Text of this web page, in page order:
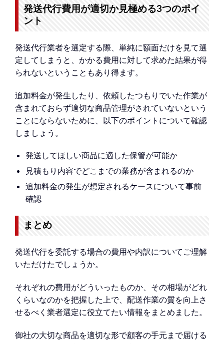
発送代行費用が適切か見極める3つのポイ
ント
発送代行業者を選定する際、単純に額面だけを見て選
定してしまうと、かかる費用に対して求めた結果が得
られないということもあり得ます。
追加料金が発生したり、依頼したつもりでいた作業が
含まれておらず適切な商品管理がされていないという
ことにならないために、以下のポイントについて確認
しましょう。
発送してほしい商品に適した保管が可能か
見積もり内容でどこまでの業務が含まれるのか
追加料金の発生が想定されるケースについて事前
確認
まとめ
発送代行を委託する場合の費用や内訳についてご理解
いただけたでしょうか。
それぞれの費用がどういったものか、その相場がどれ
くらいなのかを把握した上で、配送作業の質を向上さ
せるべく業者選定に役立てたい情報をまとめました。
御社の大切な商品を適切な形で顧客の手元まで届ける